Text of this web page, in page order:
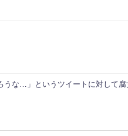
な…」というツイートに対して